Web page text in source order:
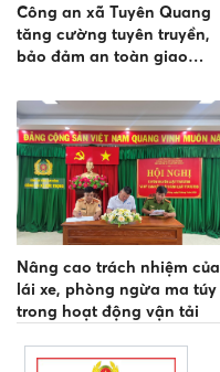
Công an xã Tuyên Quang
tăng cường tuyên truyền,
bảo đảm an toàn giao
công nhân tại Khu công
nghiệp
Nâng cao trách nhiệm của
lái xe, phòng ngừa ma túy
trong hoạt động vận tải